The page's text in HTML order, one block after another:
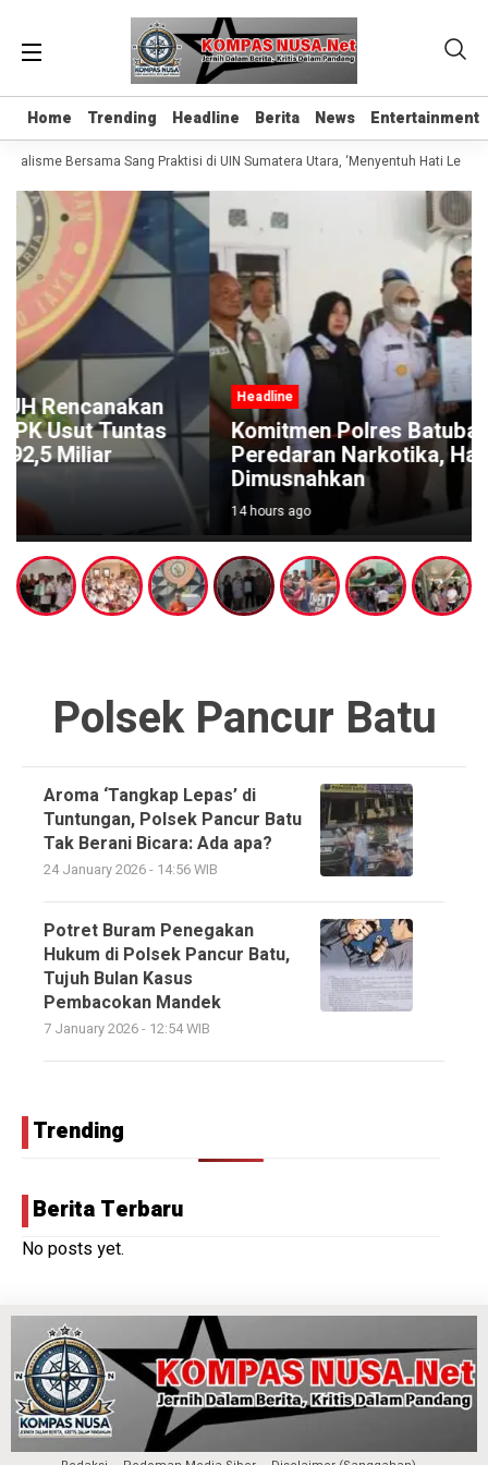
Home Trending Headline Berita News Entertainment
Home Trending Headline Berita News Entertainment
Bersama Sang Praktisi di UIN Sumatera Utara, ‘Menyentuh Hati Lewat
Headline
Komitmen Polres Batubara Berantas
Peredaran Narkotika, Hampir 2 Kg Sabu
Dimusnahkan
Polsek Pancur Batu
Aroma ‘Tangkap Lepas’ di
Tuntungan, Polsek Pancur Batu
Tak Berani Bicara: Ada apa?
24 January 2026 - 14:56 WIB
Potret Buram Penegakan
Hukum di Polsek Pancur Batu,
Tujuh Bulan Kasus
Pembacokan Mandek
7 January 2026 - 12:54 WIB
Trending
Berita Terbaru
No posts yet.